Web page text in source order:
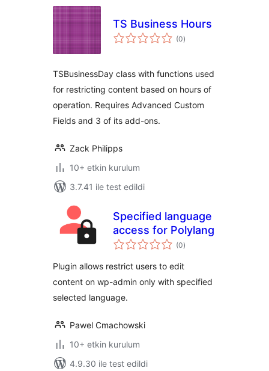
TS Business Hours
(0toplam
puan
)
TSBusinessDay class with functions used
for restricting content based on hours of
operation. Requires Advanced Custom
Fields and 3 of its add-ons.
Zack Philipps
10+ etkin kurulum
3.7.41 ile test edildi
Specified language
access for Polylang
(0toplam
puan
)
Plugin allows restrict users to edit
content on wp-admin only with specified
selected language.
Pawel Cmachowski
10+ etkin kurulum
4.9.30 ile test edildi